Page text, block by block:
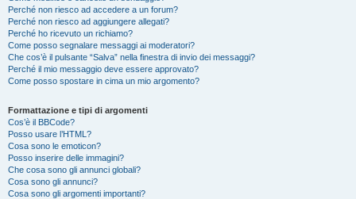
Perché non riesco ad accedere a un forum?
Perché non riesco ad aggiungere allegati?
Perché ho ricevuto un richiamo?
Come posso segnalare messaggi ai moderatori?
Che cos’è il pulsante “Salva” nella finestra di invio dei messaggi?
Perché il mio messaggio deve essere approvato?
Come posso spostare in cima un mio argomento?
Formattazione e tipi di argomenti
Cos’è il BBCode?
Posso usare l’HTML?
Cosa sono le emoticon?
Posso inserire delle immagini?
Che cosa sono gli annunci globali?
Cosa sono gli annunci?
Cosa sono gli argomenti importanti?